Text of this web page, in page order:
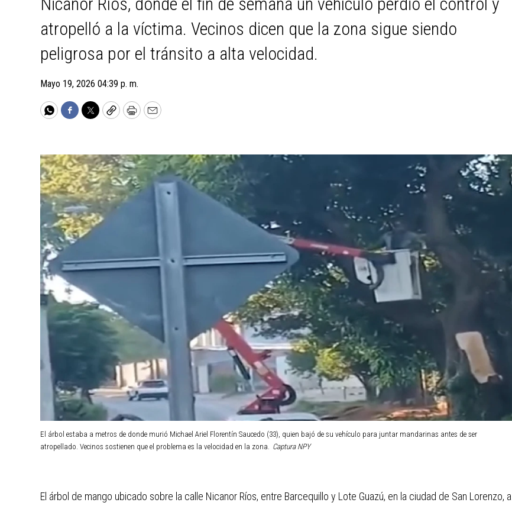
atropelló a la víctima. Vecinos dicen que la zona sigue siendo
peligrosa por el tránsito a alta velocidad.
Mayo 19, 2026 04:39 p. m.
WhatsApp
Facebook
TwitterCopyPrintEmail
El árbol estaba a metros de donde murió Michael Ariel Florentín Saucedo (33), quien bajó de su vehículo para juntar mandarinas antes de ser
atropellado. Vecinos sostienen que el problema es la velocidad en la zona. Captura NPY
El árbol de mango ubicado sobre la calle Nicanor Ríos, entre Barcequillo y Lote Guazú, en la ciudad de San Lorenzo, a